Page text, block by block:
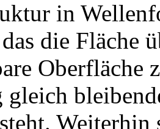
in
die Fläche
Oberfläche